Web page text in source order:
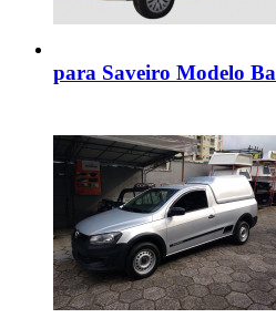
para Saveiro Modelo